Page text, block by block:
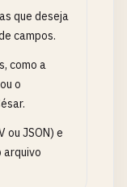
que deseja
campos.
como a
o
ou JSON) e
arquivo